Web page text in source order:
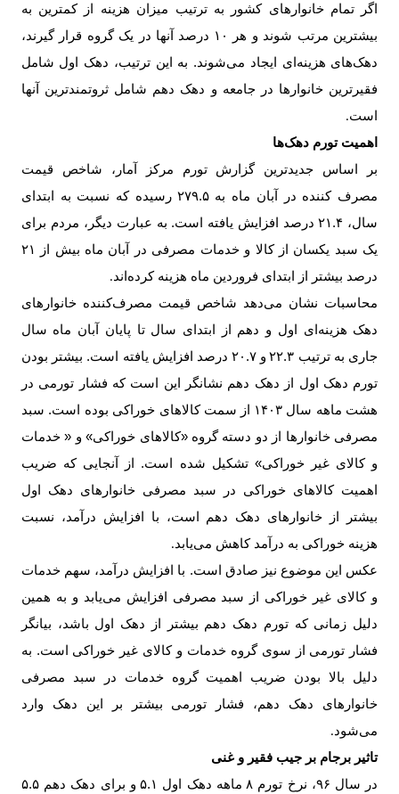
اگر تمام خانوارهای کشور به ترتیب میزان هزینه از کمترین به
بیشترین مرتب شوند و هر
۱۰ درصد آنها در یک گروه قرار گیرند،
دهک‌های هزینه‌ای ایجاد می‌شوند. به این ترتیب، دهک اول شامل
فقیرترین خانوارها در جامعه و دهک دهم شامل ثروتمندترین آنها
است.
اهمیت تورم دهک‌ها
بر اساس جدیدترین گزارش تورم مرکز آمار، شاخص قیمت
مصرف کننده در آبان ماه به۲۷۹.۵ رسیده که نسبت به ابتدای
سال، ۲۱.۴ درصد افزایش یافته است. به عبارت دیگر، مردم برای
یک سبد یکسان از کالا و خدمات مصرفی در آبان ماه بیش از
۲۱
درصد بیشتر از ابتدای فروردین ماه هزینه کرده‌اند.
محاسبات نشان می‌دهد شاخص قیمت مصرف‌کننده خانوارهای
دهک هزینه‌ای اول و دهم از ابتدای سال تا پایان آبان ماه سال
جاری به ترتیب ۲۲.۳ و۲۰.۷ درصد افزایش یافته است. بیشتر بودن
تورم دهک اول از دهک دهم نشانگر این است که فشار تورمی در
هشت ماهه سال۱۴۰۳
از سمت کالاهای خوراکی بوده است. سبد
مصرفی خانوارها از دو دسته گروه «کالاهای خوراکی» و « خدمات
و کالای غیر خوراکی» تشکیل شده است. از آنجایی که ضریب
اهمیت کالاهای خوراکی در سبد مصرفی خانوارهای دهک اول
بیشتر از خانوارهای دهک دهم است، با افزایش درآمد، نسبت
هزینه خوراکی به درآمد کاهش می‌یابد.
عکس این موضوع نیز صادق است. با افزایش درآمد، سهم خدمات
و کالای غیر خوراکی از سبد مصرفی افزایش می‌یابد و به همین
دلیل زمانی که تورم دهک دهم بیشتر از دهک اول باشد، بیانگر
فشار تورمی از سوی گروه خدمات و کالای غیر خوراکی است. به
دلیل بالا بودن ضریب اهمیت گروه خدمات در سبد مصرفی
خانوارهای دهک دهم، فشار تورمی بیشتر بر این دهک وارد
می‌شود.
تاثیر برجام بر جیب فقیر و غنی
در سال ۹۶، نرخ تورم ۸ ماهه دهک اول ۵.۱ و برای دهک دهم۵.۵